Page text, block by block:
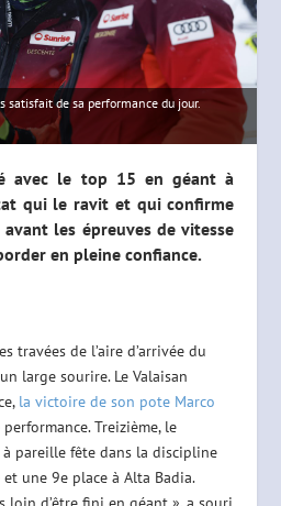
satisfait de sa performance du jour.
avec le top 15 en géant à
qui le ravit et qui confirme
les épreuves de vitesse
en pleine confiance.
travées de l’aire d’arrivée du
large sourire. Le Valaisan
la victoire de son pote Marco
Treizième, le
à pareille fête dans la discipline
une 9e place à Alta Badia.